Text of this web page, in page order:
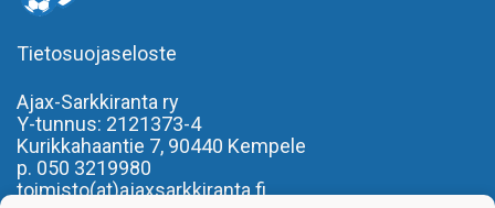
Tietosuojaseloste
Ajax-Sarkkiranta ry
Y-tunnus: 2121373-4
Kurikkahaantie 7, 90440 Kempele
p. 050 3219980
toimisto(at)ajaxsarkkiranta.fi